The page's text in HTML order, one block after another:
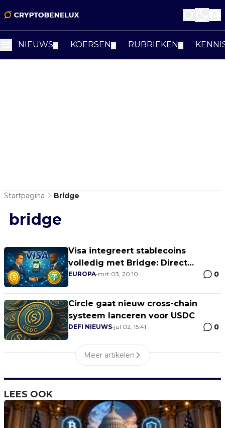
NIEUWS KOERSEN RUBRIEKEN
Startpagina Bridge
bridge
Visa integreert stablecoins
volledig met Bridge: Direct
afrekenen in de winkel met USDC
EUROPA•mrt 03, 20:10 0
Circle gaat nieuw cross-chain
systeem lanceren voor USDC
DEFI NIEUWS•jul 02, 15:41 0
Meer artikelen
LEES OOK